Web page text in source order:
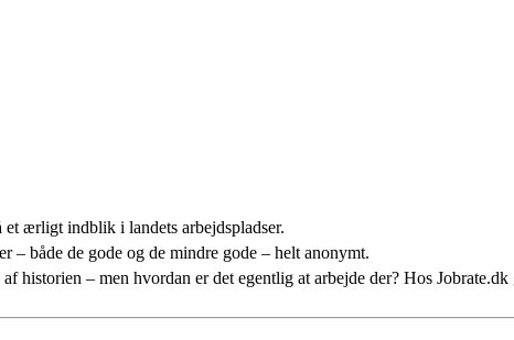
ærligt indblik i landets arbejdspladser.
– både de gode og de mindre gode – helt anonymt.
– men hvordan er det egentlig at arbejde der? Hos